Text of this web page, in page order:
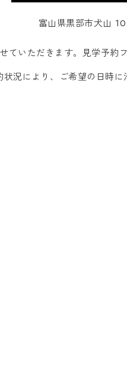
富山県黒部市犬山
ていただきます。見学予約
況により、ご希望の日時に